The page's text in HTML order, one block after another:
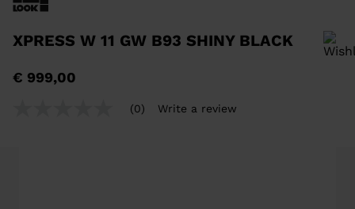
XPRESS W 11 GW B93 SHINY BLACK
talla
€ 999,00
(0) Write a review